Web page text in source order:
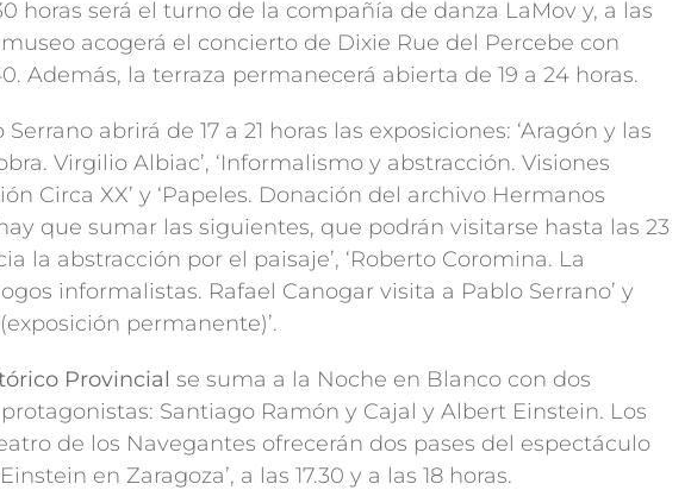
horas será el turno de la compañía de danza LaMov y, a las
acogerá el concierto de Dixie Rue del Percebe con
Además, la terraza permanecerá abierta de 19 a 24 horas.
abrirá de 17 a 21 horas las exposiciones: ‘Aragón y las
obra. Virgilio Albiac’, ‘Informalismo y abstracción. Visiones
Circa XX’ y ‘Papeles. Donación del archivo Hermanos
que sumar las siguientes, que podrán visitarse hasta las 23
la abstracción por el paisaje’, ‘Roberto Coromina. La
informalistas. Rafael Canogar visita a Pablo Serrano’ y
permanente)’.
Provincial se suma a la Noche en Blanco con dos
Santiago Ramón y Cajal y Albert Einstein. Los
de los Navegantes ofrecerán dos pases del espectáculo
en Zaragoza’, a las 17.30 y a las 18 horas.